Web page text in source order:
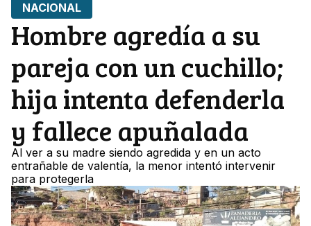
NACIONAL
Hombre agredía a su
pareja con un cuchillo;
hija intenta defenderla
y fallece apuñalada
Al ver a su madre siendo agredida y en un acto
entrañable de valentía, la menor intentó intervenir
para protegerla